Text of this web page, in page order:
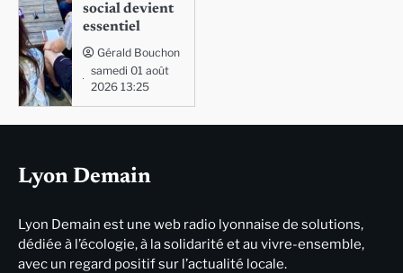
social devient
essentiel
Gérald Bouchon
samedi 01 août
2026 13:25
Lyon Demain
Lyon Demain est une web radio lyonnaise de solutions,
dédiée à l’écologie, à la solidarité et au vivre-ensemble,
avec un regard positif sur l’actualité locale.